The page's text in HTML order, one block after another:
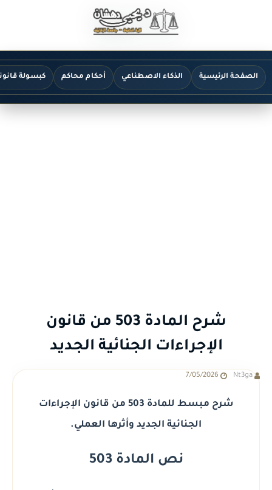
الصفحة الرئيسية الذكاء الاصطناعي أحكام محاكم كبسولة
شرح المادة 503 من قانون
الإجراءات الجنائية الجديد
Nt3ga
7/05/2026
شرح مبسط للمادة 503 من قانون الإجراءات
الجنائية الجديد وأثرها العملي.
نص المادة 503